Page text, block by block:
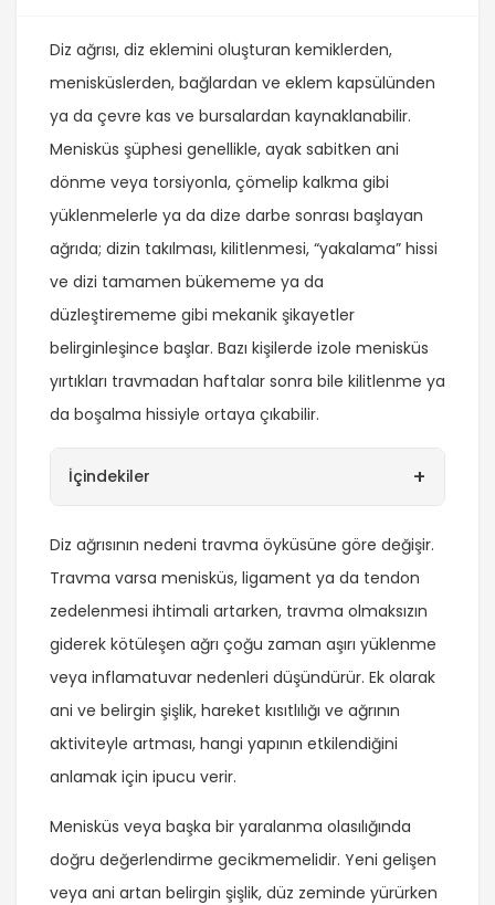
Diz ağrısı, diz eklemini oluşturan kemiklerden,
menisküslerden, bağlardan ve eklem kapsülünden
ya da çevre kas ve bursalardan kaynaklanabilir.
Menisküs şüphesi genellikle, ayak sabitken ani
dönme veya torsiyonla, çömelip kalkma gibi
yüklenmelerle ya da dize darbe sonrası başlayan
ağrıda; dizin takılması, kilitlenmesi, “yakalama” hissi
ve dizi tamamen bükememe ya da
düzleştirememe gibi mekanik şikayetler
belirginleşince başlar. Bazı kişilerde izole menisküs
yırtıkları travmadan haftalar sonra bile kilitlenme ya
da boşalma hissiyle ortaya çıkabilir.
İçindekiler +
Diz ağrısının nedeni travma öyküsüne göre değişir.
Travma varsa menisküs, ligament ya da tendon
zedelenmesi ihtimali artarken, travma olmaksızın
giderek kötüleşen ağrı çoğu zaman aşırı yüklenme
veya inflamatuvar nedenleri düşündürür. Ek olarak
ani ve belirgin şişlik, hareket kısıtlılığı ve ağrının
aktiviteyle artması, hangi yapının etkilendiğini
anlamak için ipucu verir.
Menisküs veya başka bir yaralanma olasılığında
doğru değerlendirme gecikmemelidir. Yeni gelişen
veya ani artan belirgin şişlik, düz zeminde yürürken